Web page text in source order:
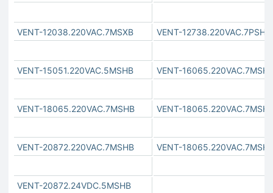
VENT-12038.220VAC.7MSXB VENT-12738.220VAC.7PSHB
VENT-15051.220VAC.5MSHB VENT-
VENT-18065.220VAC.7MSHB VENT-
VENT-20872.220VAC.7MSHB VENT-
VENT-20872.24VDC.5MSHB